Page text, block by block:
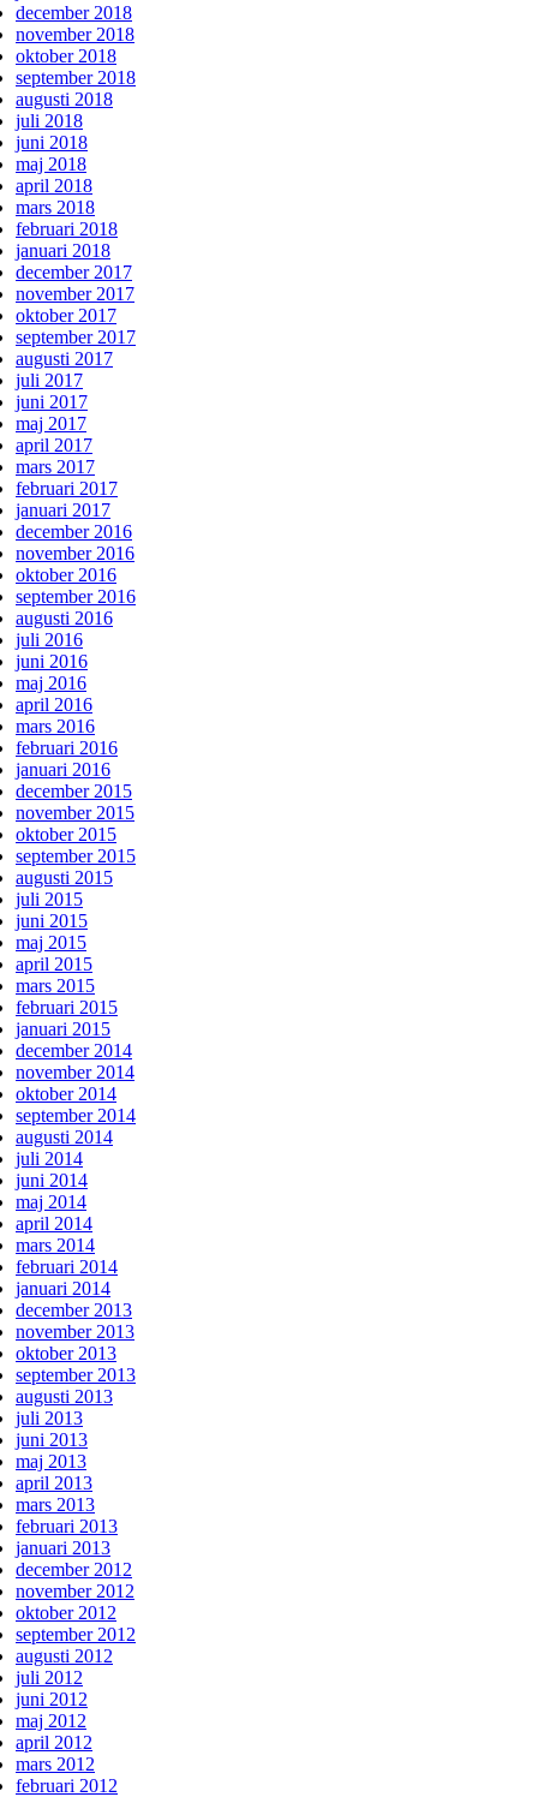
december 2018
november 2018
oktober 2018
september 2018
augusti 2018
juli 2018
juni 2018
maj 2018
april 2018
mars 2018
februari 2018
januari 2018
december 2017
november 2017
oktober 2017
september 2017
augusti 2017
juli 2017
juni 2017
maj 2017
april 2017
mars 2017
februari 2017
januari 2017
december 2016
november 2016
oktober 2016
september 2016
augusti 2016
juli 2016
juni 2016
maj 2016
april 2016
mars 2016
februari 2016
januari 2016
december 2015
november 2015
oktober 2015
september 2015
augusti 2015
juli 2015
juni 2015
maj 2015
april 2015
mars 2015
februari 2015
januari 2015
december 2014
november 2014
oktober 2014
september 2014
augusti 2014
juli 2014
juni 2014
maj 2014
april 2014
mars 2014
februari 2014
januari 2014
december 2013
november 2013
oktober 2013
september 2013
augusti 2013
juli 2013
juni 2013
maj 2013
april 2013
mars 2013
februari 2013
januari 2013
december 2012
november 2012
oktober 2012
september 2012
augusti 2012
juli 2012
juni 2012
maj 2012
april 2012
mars 2012
februari 2012